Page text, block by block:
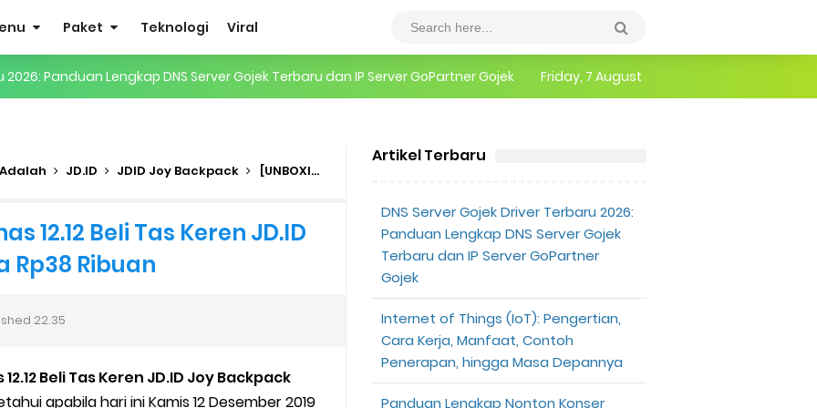
Paket Teknologi Viral
Cara Kerja, Manfaat, Contoh Penerapan, hingga Masa Depannya
Grabcar Terbaru
Diterima
Friday, 7 August
JD.ID JDID Joy Backpack [UNBOXING] Harbolnas 12.12 Beli Tas Keren JD.ID Joy Backpack Harga Rp38 Ribuan
12.12 Beli Tas Keren JD.ID
Rp38 Ribuan
22.35
Beli Tas Keren JD.ID Joy Backpack
apabila hari ini Kamis 12 Desember 2019
Artikel Terbaru
DNS Server Gojek Driver Terbaru 2026:
Panduan Lengkap DNS Server Gojek
Terbaru dan IP Server GoPartner
Gojek
Internet of Things (IoT): Pengertian,
Cara Kerja, Manfaat, Contoh
Penerapan, hingga Masa Depannya
Panduan Lengkap Nonton Konser